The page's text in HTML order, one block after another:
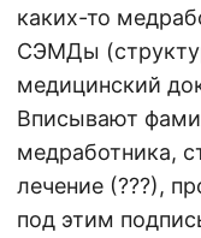
каких-то
СЭМДы
медицинский
Вписывают
медработника,
лечение (???),
под этим